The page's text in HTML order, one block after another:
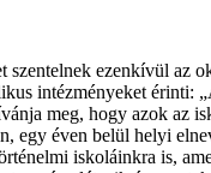
ezenkívül az
intézményeket érinti:
meg, hogy azok az
egy éven belül helyi
iskoláinkra is,